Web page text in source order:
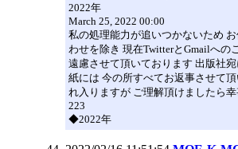
2022年
March 25, 2022 00:00
私の処理能力が追いつかないため
わせを除き 現在TwitterとGmailへの
遠慮させて頂いております 出版社
紙には 今の所すべてお返事させて
れ入りますが ご理解頂けましたら幸
223
◆2022年